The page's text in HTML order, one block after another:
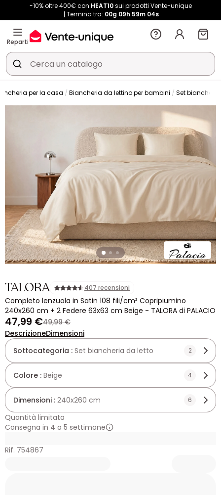
-10% oltre 400€ con HEAT10sui prodotti Vente-unique
Termina tra: 00g 09h 59m 04s
Reparti
per la casa Biancheria da lettino per bambini Set
TALORA 407 recensioni
Completo lenzuola in Satin 108 fili/cm² Copripiumino
240x260 cm + 2 Federe 63x63 cm Beige - TALORA di PALACIO
47,99 €49,99 €
DescrizioneDimensioni
Sottocategoria : Set biancheria da letto 2
Colore : Beige 4
Dimensioni : 240x260 cm 6
Quantità limitata
Consegna in 4 a 5 settimane
Rif. 754867